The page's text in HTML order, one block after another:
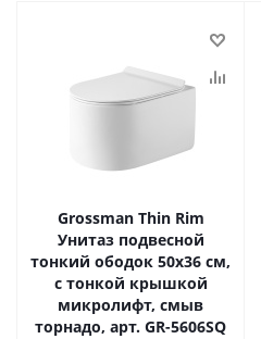
Grossman Thin Rim
Унитаз подвесной
тонкий ободок 50х36 см,
с тонкой крышкой
микролифт, смыв
торнадо, арт. GR-5606SQ